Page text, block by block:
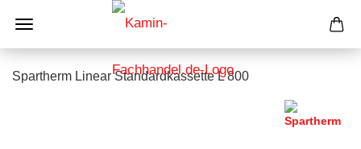
Spartherm Linear Standardkassette L 800